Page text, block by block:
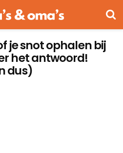
je snot ophalen bij
het antwoord!
dus)